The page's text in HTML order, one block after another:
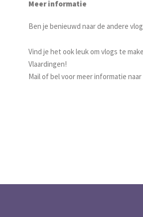
Meer informatie
Ben je benieuwd naar de andere
Vind je het ook leuk om vlogs te
Vlaardingen!
Mail of bel voor meer informatie